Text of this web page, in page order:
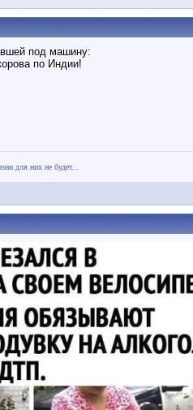
под машину:
по Индии!
для них не будет...